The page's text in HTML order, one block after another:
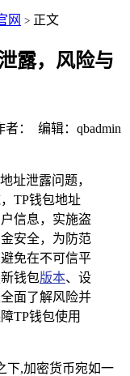
网 > 正文
露，风险与
： 编辑：qbadmin
址泄露问题，
TP钱包地址
信息，实施盗
安全，为防范
免在不可信平
钱包版本、设
面了解风险并
TP钱包使用
下,加密货币宛如一